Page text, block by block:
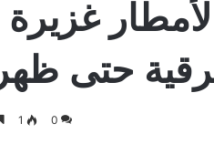
غزيرة
حتى ظهر
0
1